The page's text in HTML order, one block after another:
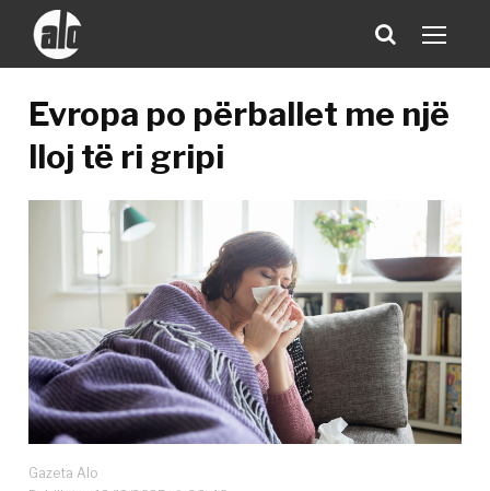
Evropa po përballet me një
lloj të ri gripi
Gazeta Alo